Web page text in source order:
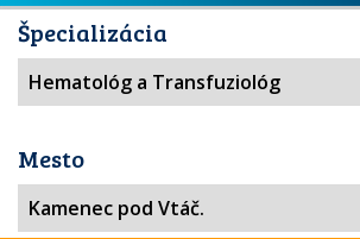
Špecializácia
Mesto